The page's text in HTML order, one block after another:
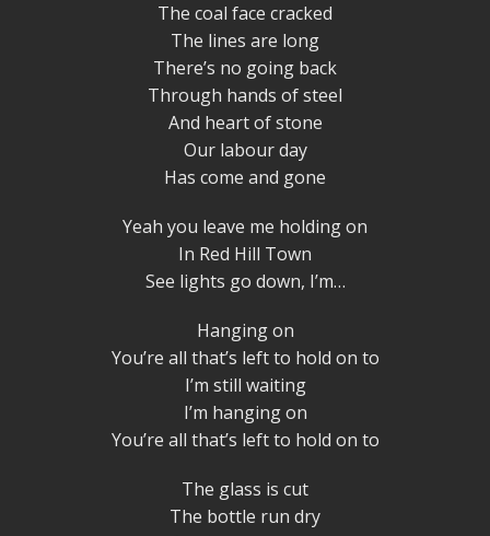
The coal face cracked
The lines are long
There’s no going back
Through hands of steel
And heart of stone
Our labour day
Has come and gone
Yeah you leave me holding on
In Red Hill Town
See lights go down, I’m…
Hanging on
You’re all that’s left to hold on to
I’m still waiting
I’m hanging on
You’re all that’s left to hold on to
The glass is cut
The bottle run dry